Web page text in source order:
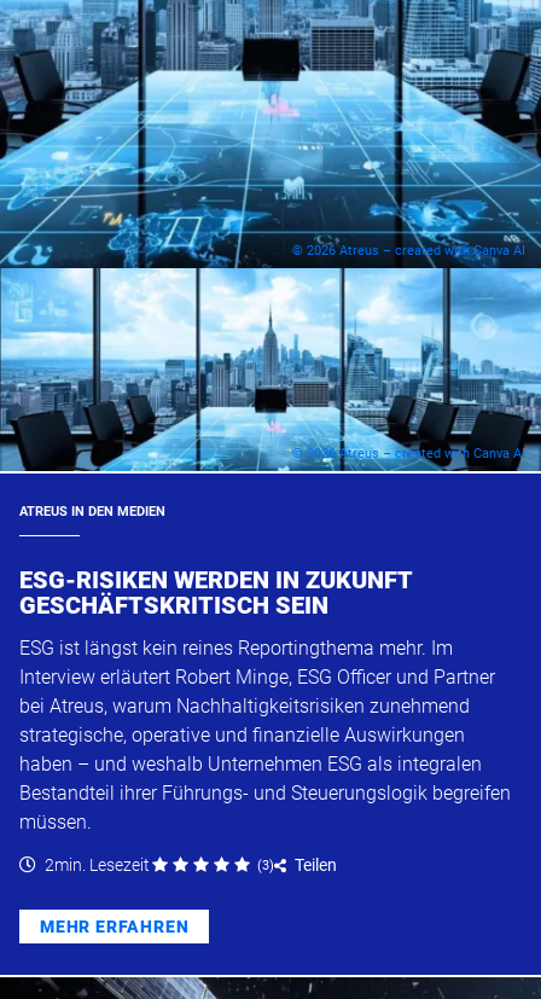
© 2026 Atreus – created with Canva AI
© 2026 Atreus – created with Canva AI
ATREUS IN DEN MEDIEN
ESG-RISIKEN WERDEN IN ZUKUNFT
GESCHÄFTSKRITISCH SEIN
ESG ist längst kein reines Reportingthema mehr. Im
Interview erläutert Robert Minge, ESG Officer und Partner
bei Atreus, warum Nachhaltigkeitsrisiken zunehmend
strategische, operative und finanzielle Auswirkungen
haben – und weshalb Unternehmen ESG als integralen
Bestandteil ihrer Führungs- und Steuerungslogik begreifen
müssen.
2min. Lesezeit (3) Teilen
MEHR ERFAHREN